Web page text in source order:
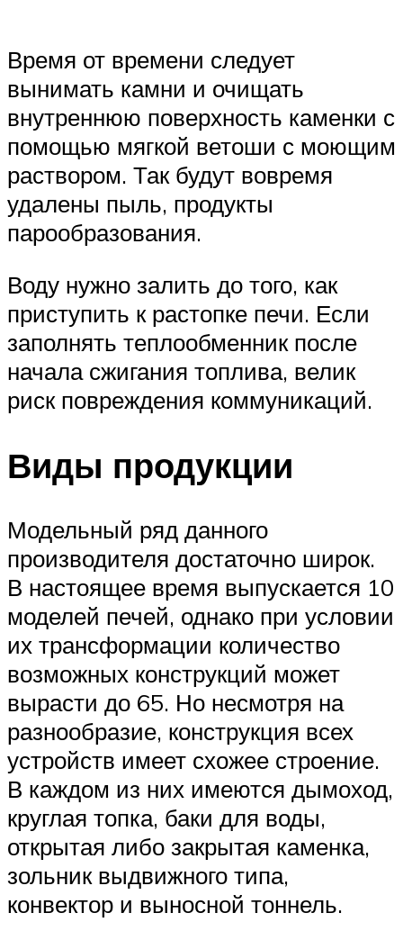
Время от времени следует
вынимать камни и очищать
внутреннюю поверхность каменки с
помощью мягкой ветоши с моющим
раствором. Так будут вовремя
удалены пыль, продукты
парообразования.
Воду нужно залить до того, как
приступить к растопке печи. Если
заполнять теплообменник после
начала сжигания топлива, велик
риск повреждения коммуникаций.
Виды продукции
Модельный ряд данного
производителя достаточно широк.
В настоящее время выпускается 10
моделей печей, однако при условии
их трансформации количество
возможных конструкций может
вырасти до 65. Но несмотря на
разнообразие, конструкция всех
устройств имеет схожее строение.
В каждом из них имеются дымоход,
круглая топка, баки для воды,
открытая либо закрытая каменка,
зольник выдвижного типа,
конвектор и выносной тоннель.